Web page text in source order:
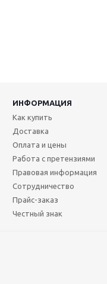
ИНФОРМАЦИЯ
Как купить
Доставка
Оплата и цены
Работа с претензиями
Правовая информация
Сотрудничество
Прайс-заказ
Честный знак